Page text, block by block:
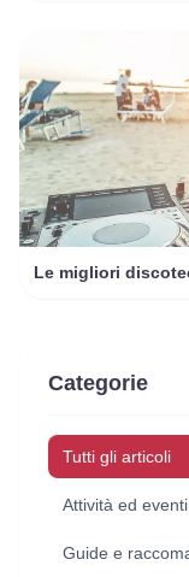
Le migliori
Categorie
Tutti gli articoli
Attività ed eventi
Guide e